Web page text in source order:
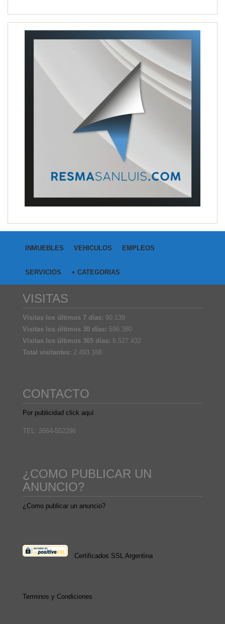
INMUEBLES VEHICULOS EMPLEOS
SERVICIOS + CATEGORIAS
VISITAS
Visitas los últimos 7 días: 90.139
Visitas los últimos 30 días: 596.380
Visitas los últimos 365 días: 6.527.432
Total visitantes: 2.493.168
CONTACTO
Por publicidad click aquí
TEL: 2664-552296
¿COMO PUBLICAR UN
ANUNCIO?
¿Como publicar un anuncio?
Certificados SSL Argentina
Terminos y Condiciones